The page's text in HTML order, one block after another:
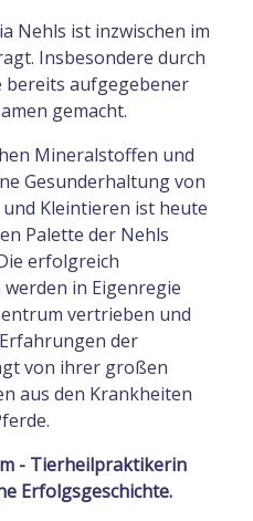
Nehls ist inzwischen im
Insbesondere durch
aufgegebener
gemacht.
Mineralstoffen und
Gesunderhaltung von
Kleintieren ist heute
Palette der Nehls
erfolgreich
in Eigenregie
vertrieben und
der
von ihrer großen
aus den Krankheiten
- Tierheilpraktikerin
Erfolgsgeschichte.